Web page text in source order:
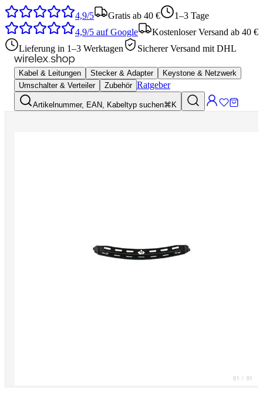
4,9/5 Gratis ab 40 €
1–3 Tage
4,9/5 auf Google
Kostenloser Versand ab 40 €
Lieferung in 1–3 Werktagen
Sicherer Versand mit DHL
Kabel & Leitungen Stecker & Adapter
Keystone & Netzwerk
Umschalter & Verteiler
Zubehör Ratgeber
Artikelnummer, EAN, Kabeltyp suchen⌘K
01 / 01